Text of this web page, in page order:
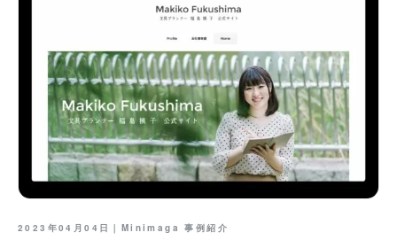
2023年04月04日｜ Minimaga 事例紹介